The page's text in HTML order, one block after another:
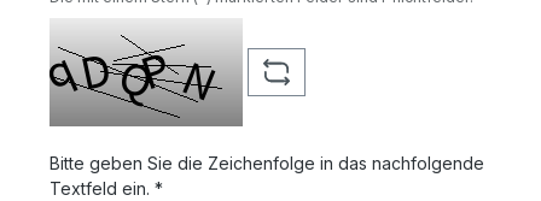
Bitte geben Sie die Zeichenfolge in das nachfolgende
Textfeld ein. *